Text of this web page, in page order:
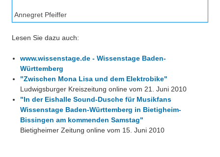
Annegret Pfeiffer
Lesen Sie dazu auch:
www.wissenstage.de - Wissenstage Baden-
Württemberg
"Zwischen Mona Lisa und dem Elektrobike"
Ludwigsburger Kreiszeitung online vom 21. Juni 2010
"In der Eishalle Sound-Dusche für Musikfans
Wissenstage Baden-Württemberg in Bietigheim-
Bissingen am kommenden Samstag"
Bietigheimer Zeitung online vom 15. Juni 2010